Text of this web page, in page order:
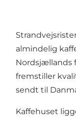
almindelig
Nordsjællands
fremstiller
sendt til
Kaffehuset